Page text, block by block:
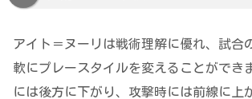
アイト＝ヌーリは戦術理解に優れ、試合
軟にプレースタイルを変えることができ
には後方に下がり、攻撃時には前線に上